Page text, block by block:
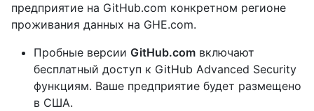
предприятие на GitHub.com конкретном регионе
проживания данных на GHE.com.
Пробные версии GitHub.com включают
бесплатный доступ к GitHub Advanced Security
функциям. Ваше предприятие будет размещено
в США.